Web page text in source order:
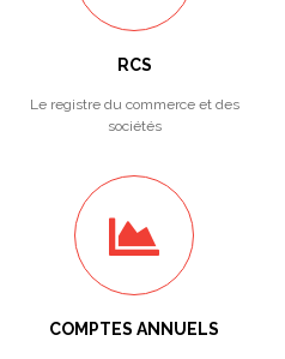
RCS
Le registre du commerce et des
sociétés
COMPTES ANNUELS